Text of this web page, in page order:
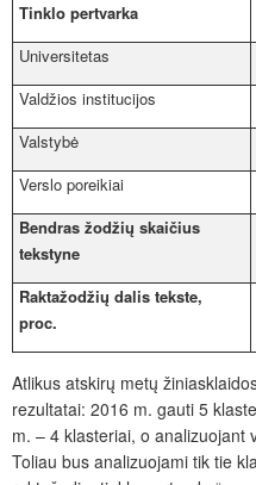
Tinklo pertvarka
Universitetas
Valdžios institucijos
Valstybė
Verslo poreikiai
Bendras žodžių skaičius
tekstyne
Raktažodžių dalis tekste,
proc.
Atlikus atskirų metų
rezultatai: 2016 m. gauti 5
m. – 4 klasteriai, o analizuojant
Toliau bus analizuojami tik tie